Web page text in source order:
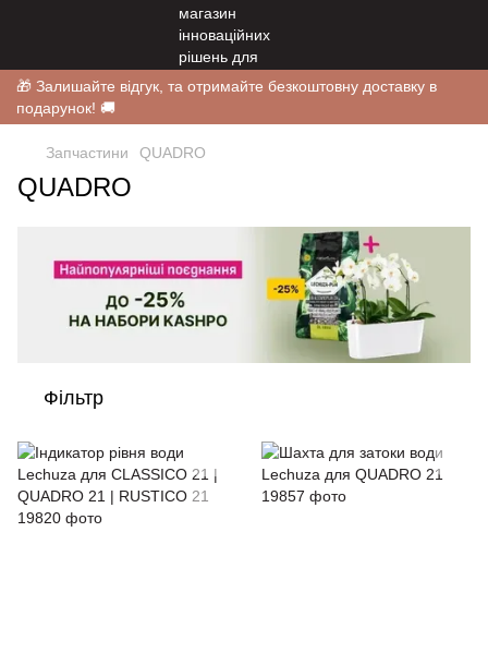
🎁 Залишайте відгук, та отримайте безкоштовну доставку в
подарунок! 🚚
Запчастини QUADRO
QUADRO
Фільтр